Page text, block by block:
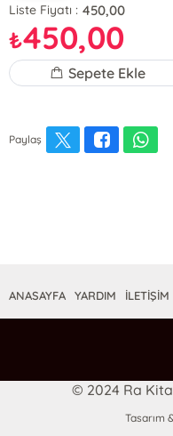
Liste Fiyatı : 450,00
₺450,00
Sepete Ekle
Paylaş
ANASAYFA YARDIM İLETİŞİM
© 2024 Ra
Tasarım